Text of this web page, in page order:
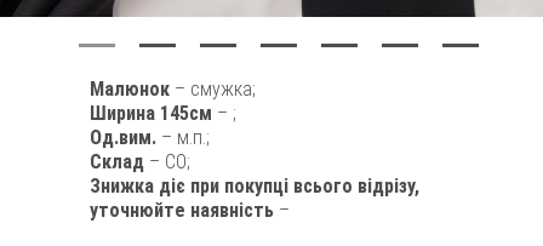
Малюнок – смужка;
Ширина 145см – ;
Од.вим. – м.п.;
Склад – CO;
Знижка діє при покупці всього відрізу,
уточнюйте наявність –